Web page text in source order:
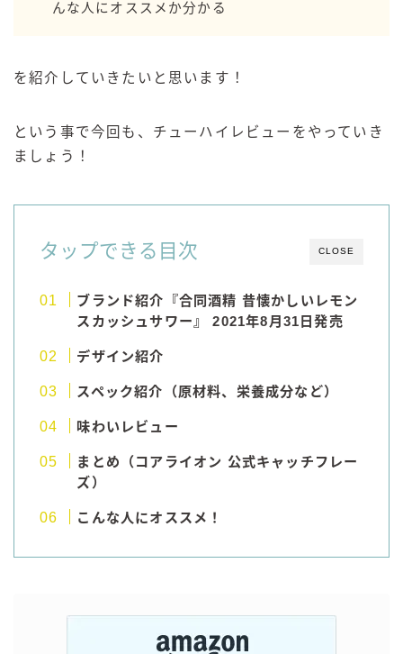
キレートレモンサワー
WATER SOUR(ウォーターサワ)
焼酎ハイボール
タカラCANチューハイ
極上レモンサワー
すみか
タンチュー
コカ・コーラ
檸檬堂
オリオンビール
natura WATTA
んな人にオススメか分かる
を紹介していきたいと思います！
という事で今回も、チューハイレビューをやっていき
ましょう！
CLOSE
タップできる目次
ブランド紹介『合同酒精 昔懐かしいレモン
スカッシュサワー』 2021年8月31日発売
デザイン紹介
スペック紹介（原材料、栄養成分など）
味わいレビュー
まとめ（コアライオン 公式キャッチフレー
ズ）
こんな人にオススメ！